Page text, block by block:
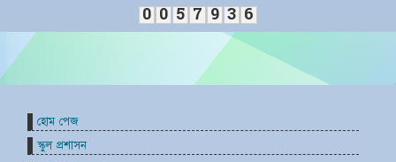
0 0 5 7 9 3 6
হোম পেজ
স্কুল প্রশাসন